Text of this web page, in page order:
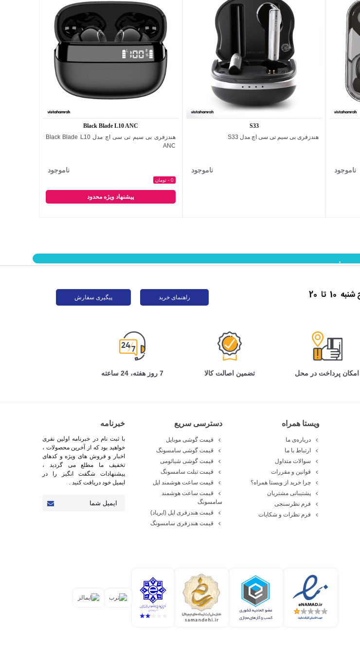
ناموجود
اضافه به مقایسه
S33
هندزفری بی سیم تی سی اچ مدل S33
ناموجود
اضافه به مقایسه
Black Blade L10 ANC
هندزفری بی سیم تی سی اچ مدل Black Blade L10
ANC
ناموجود
0 - تومان
پیشنهاد ویژه محدود
نمایش بیشتر
تا 20 راهنمای خرید پیگیری سفارش
امکان پرداخت در محل تضمین اصالت کالا 7 روز هفته، 24 ساعته
ویستا همراه
درباره‌ی ما
ارتباط با ما
سوالات متداول
قوانین و مقررات
چرا خرید از ویستا همراه؟
پشتیبانی مشتریان
فرم نظرسنجی
فرم نظرات و شکایات
دسترسی سریع
قیمت گوشی موبایل
قیمت گوشی سامسونگ
قیمت گوشی شیائومی
قیمت تبلت سامسونگ
قیمت ساعت هوشمند اپل
قیمت ساعت هوشمند
سامسونگ
قیمت هندزفری اپل (ایرپاد)
قیمت هندزفری سامسونگ
خبرنامه
با ثبت نام در خبرنامه اولین نفری
خواهید بود که از آخرین محصولات ،
اخبار و فروش های ویژه و کدهای
تخفیف ما مطلع می گردید ،
پیشنهادات شگفت انگیز را در
ایمیل خود دریافت کنید .